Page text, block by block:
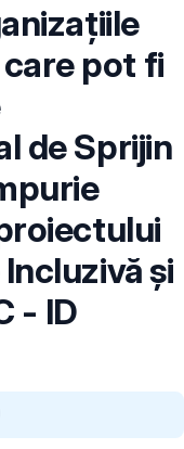
pot fi
de Sprijin
și
- ID